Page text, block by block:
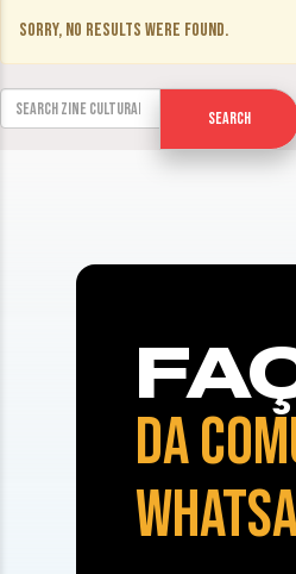
Sorry, no results were found.
Search for:
Search
DA